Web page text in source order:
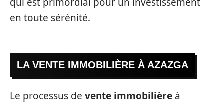
en toute sérénité.
LA VENTE IMMOBILIÈRE À AZAZGA
Le processus de vente immobilière à